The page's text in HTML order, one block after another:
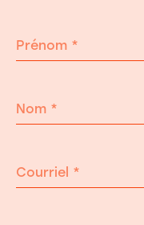
Prénom *
Nom *
Courriel *